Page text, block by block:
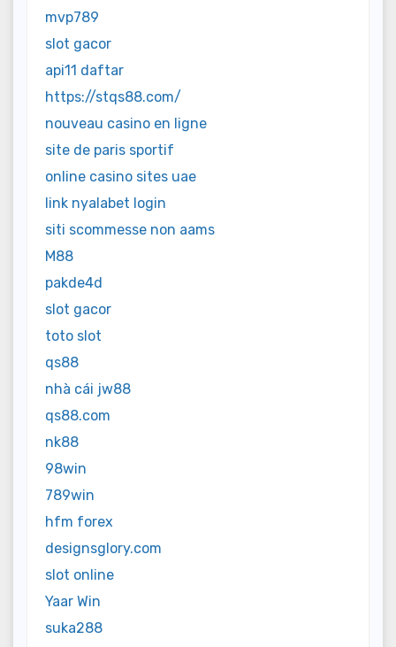
mvp789
slot gacor
api11 daftar
https://stqs88.com/
nouveau casino en ligne
site de paris sportif
online casino sites uae
link nyalabet login
siti scommesse non aams
M88
pakde4d
slot gacor
toto slot
qs88
nhà cái jw88
qs88.com
nk88
98win
789win
hfm forex
designsglory.com
slot online
Yaar Win
suka288